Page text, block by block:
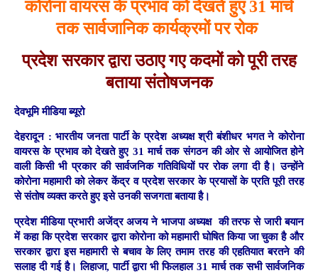
कोरोना वायरस के प्रभाव को देखते हुए 31 मार्च
तक सार्वजानिक कार्यक्रमों पर रोक
प्रदेश सरकार द्वारा उठाए गए कदमों को पूरी तरह
बताया संतोषजनक
देवभूमि मीडिया ब्यूरो
देहरादून : भारतीय जनता पार्टी के प्रदेश अध्यक्ष श्री बंशीधर भगत ने कोरोना
वायरस के प्रभाव को देखते हुए 31 मार्च तक संगठन की ओर से आयोजित होने
वाली किसी भी प्रकार की सार्वजनिक गतिविधियों पर रोक लगा दी है। उन्होंने
कोरोना महामारी को लेकर केंद्र व प्रदेश सरकार के प्रयासों के प्रति पूरी तरह
से संतोष व्यक्त करते हुए इसे उनकी सजगता बताया है।
प्रदेश मीडिया प्रभारी अजेंद्र अजय ने भाजपा अध्यक्ष की तरफ से जारी बयान
में कहा कि प्रदेश सरकार द्वारा कोरोना को महामारी घोषित किया जा चुका है और
सरकार द्वारा इस महामारी से बचाव के लिए तमाम तरह की एहतियात बरतने की
सलाह दी गई है। लिहाजा, पार्टी द्वारा भी फिलहाल 31 मार्च तक सभी सार्वजनिक